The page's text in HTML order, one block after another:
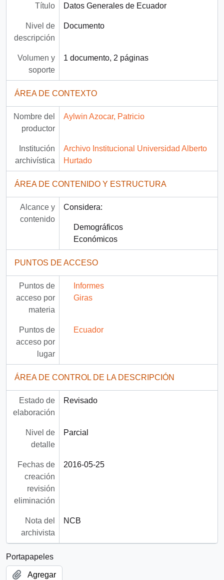
Título Datos Generales de Ecuador
Nivel de
descripción
Documento
Volumen y
soporte
1 documento, 2 páginas
ÁREA DE CONTEXTO
Nombre del
productor
Aylwin Azocar, Patricio
Institución
archivística
Archivo Institucional Universidad Alberto
Hurtado
ÁREA DE CONTENIDO Y ESTRUCTURA
Alcance y
contenido
Considera:
Demográficos
Económicos
PUNTOS DE ACCESO
Puntos de
acceso por
materia
Informes
Giras
Puntos de
acceso por
lugar
Ecuador
ÁREA DE CONTROL DE LA DESCRIPCIÓN
Estado de
elaboración
Revisado
Nivel de
detalle
Parcial
Fechas de
creación
revisión
eliminación
2016-05-25
Nota del
archivista
NCB
Portapapeles
Agregar